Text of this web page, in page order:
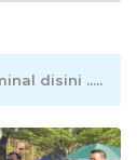
disini .....